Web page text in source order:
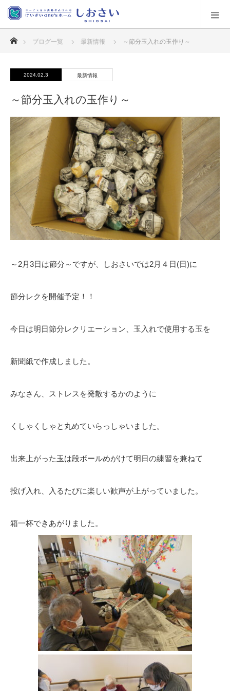
ブログ一覧 最新情報 ～節分玉入れの玉作り～
2024.02.3 最新情報
～節分玉入れの玉作り～
～2月3日は節分～ですが、しおさいでは2月４日(日)に
節分レクを開催予定！！
今日は明日節分レクリエーション、玉入れで使用する玉を
新聞紙で作成しました。
みなさん、ストレスを発散するかのように
くしゃくしゃと丸めていらっしゃいました。
出来上がった玉は段ボールめがけて明日の練習を兼ねて
投げ入れ、入るたびに楽しい歓声が上がっていました。
箱一杯できあがりました。